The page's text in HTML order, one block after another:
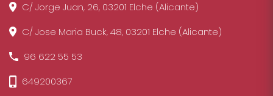
C/ Jorge Juan, 26, 03201 Elche (Alicante)
C/ Jose Maria Buck, 48, 03201 Elche (Alicante)
96 622 55 53
649200367